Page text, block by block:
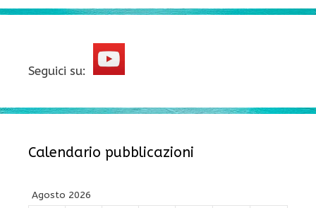
Seguici su:
Calendario pubblicazioni
Agosto 2026